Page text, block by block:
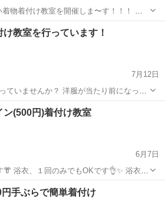
物着付け教室を開催しま〜す！！！ 着
いいことづくし！！！ 一緒に着物を楽し
け教室を行っています！
7月12日
洋服が当たり前になった
衣すら手を伸ばすことをためらう人も多
物、浴衣といった和装には「小道具」が
浴衣
ン(500円)着付け教室
6月7日
衣、１回のみでもOKです👌✨ 浴衣、
！ 正しく綺麗に楽に着付
一緒にお勉強しましょう♪ 歌舞伎観...
着付け 浴衣
手ぶらで簡単着付け